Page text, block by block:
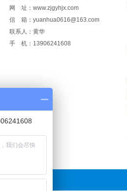
网 址：www.zjgyhjx.com
信 箱：yuanhua0616@163.com
联系人：黄华
手 机：13906241608